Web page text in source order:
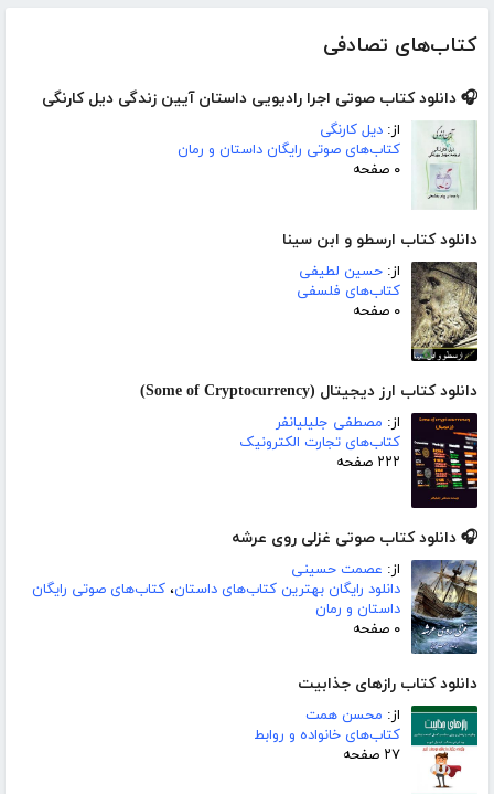
کتاب‌های تصادفی
🎧 دانلود کتاب صوتی اجرا رادیویی داستان آیین زندگی دیل کارنگی
از: دیل کارنگی
کتاب‌های صوتی رایگان داستان و رمان
۰ صفحه
دانلود کتاب ارسطو و ابن سینا
از: حسین لطیفى
کتاب‌های فلسفی
۰ صفحه
دانلود کتاب ارز دیجیتال (Some of Cryptocurrency)
از: مصطفی جلیلیانفر
کتاب‌های تجارت الکترونیک
۲۲۲ صفحه
🎧 دانلود کتاب صوتی غزلی روی عرشه
از: عصمت حسینی
دانلود رایگان بهترین کتاب‌های داستان، کتاب‌های صوتی رایگان
داستان و رمان
۰ صفحه
دانلود کتاب رازهای جذابیت
از: محسن همت
کتاب‌های خانواده و روابط
۲۷ صفحه